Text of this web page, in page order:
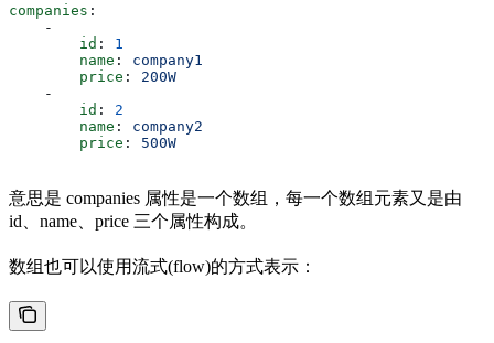
companies :
    -
        id
: 1
        name
: company1
        price
: 200W
    -
        id
: 2
        name
: company2
        price
: 500W
意思是 companies 属性是一个数组，每一个数组元素又是由
id、name、price 三个属性构成。
数组也可以使用流式(flow)的方式表示：